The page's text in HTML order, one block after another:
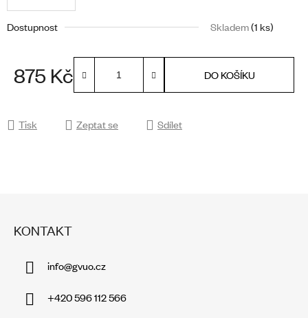
Dostupnost Skladem(1 ks)
875 Kč DO KOŠÍKU
Tisk Zeptat se Sdílet
KONTAKT
info@gvuo.cz
+420 596 112 566